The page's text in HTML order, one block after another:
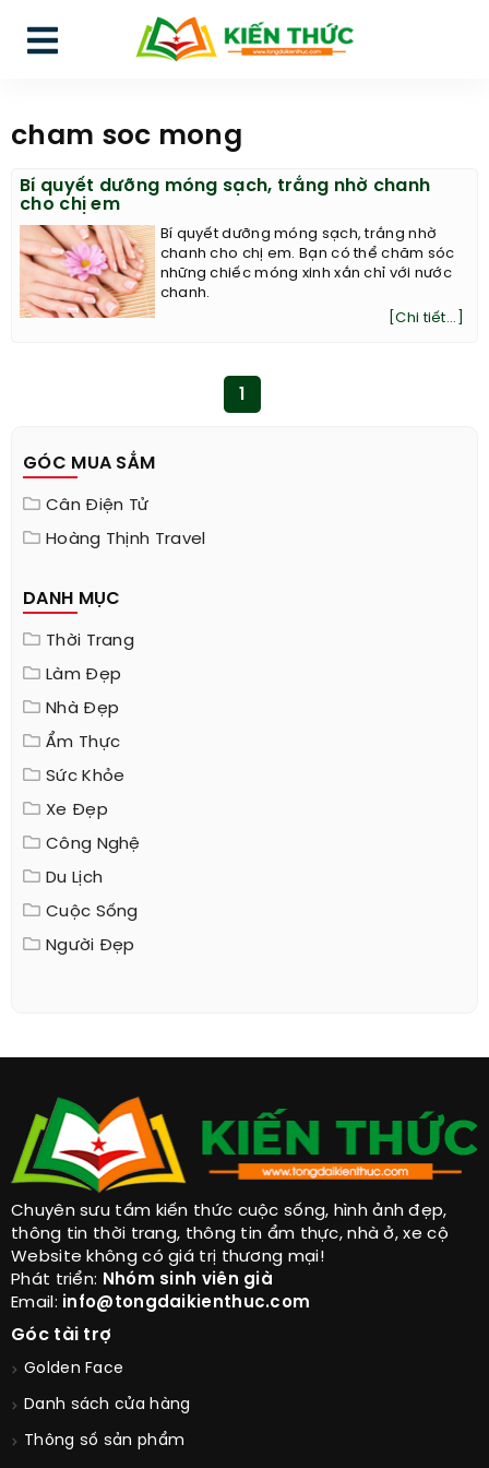
cham soc mong
Bí quyết dưỡng móng sạch, trắng nhờ chanh
cho chị em
Bí quyết dưỡng móng sạch, trắng nhờ
chanh cho chị em. Bạn có thể chăm sóc
những chiếc móng xinh xắn chỉ với nước
chanh.
[Chi tiết...]
GÓC MUA SẮM
Cân Điện Tử
Hoàng Thịnh Travel
DANH MỤC
Thời Trang
Làm Đẹp
Nhà Đẹp
Ẩm Thực
Sức Khỏe
Xe Đẹp
Công Nghệ
Du Lịch
Cuộc Sống
Người Đẹp
Chuyên sưu tầm kiến thức cuộc sống, hình ảnh đẹp,
thông tin thời trang, thông tin ẩm thực, nhà ở, xe cộ
Website không có giá trị thương mại!
Phát triển: Nhóm sinh viên già
Email: info@tongdaikienthuc.com
Góc tài trợ
Golden Face
Danh sách cửa hàng
Thông số sản phẩm